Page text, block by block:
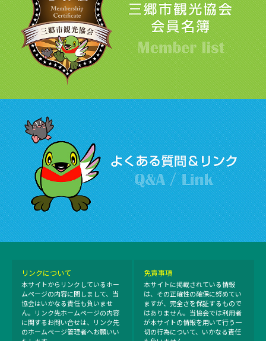
リンクについて
本サイトからリンクしているホー
ムページの内容に関しまして、当
協会はいかなる責任も負いませ
ん。リンク先ホームページの内容
に関するお問い合せは、リンク先
のホームページ管理者へお願いい
免責事項
本サイトに掲載されている情報
は、その正確性の確保に努めてい
ますが、完全さを保証するもので
はありません。当協会では利用者
が本サイトの情報を用いて行う一
切の行為について、いかなる責任